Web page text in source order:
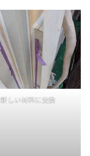
新しい材料に交換